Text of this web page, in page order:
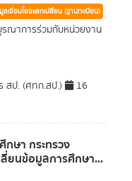
ลเชื่อมโยงแลกเปลี่ยน (ฐานทะเบียน)
ณาการร่วมกับหน่วยงาน
สป. (ศทก.สป.)
16
ษา กระทรวง
ยนข้อมูลการศึกษา...